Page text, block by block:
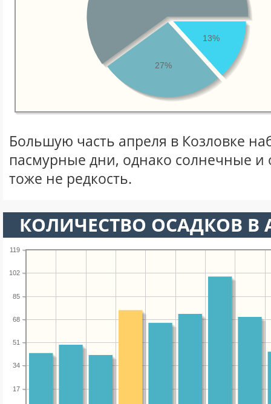
13%
27%
Большую часть апреля в Козловке
пасмурные дни, однако солнечные
тоже не редкость.
КОЛИЧЕСТВО ОСАДКОВ В
17
34
51
68
85
102
119